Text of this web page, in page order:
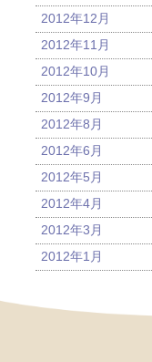
2012年12月
2012年11月
2012年10月
2012年9月
2012年8月
2012年6月
2012年5月
2012年4月
2012年3月
2012年1月